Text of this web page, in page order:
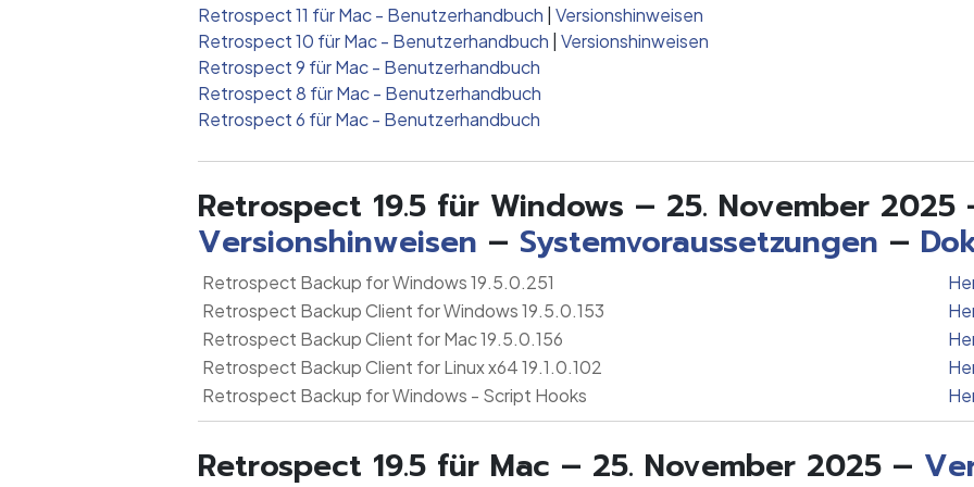
Retrospect 11 für Mac - Benutzerhandbuch Versionshinweisen
Retrospect 10 für Mac - Benutzerhandbuch Versionshinweisen
Retrospect 9 für Mac - Benutzerhandbuch
Retrospect 8 für Mac - Benutzerhandbuch
Retrospect 6 für Mac - Benutzerhandbuch
Retrospect 19.5 für Windows – 25. November 2025
Versionshinweisen – Systemvoraussetzungen –
Retrospect Backup for Windows 19.5.0.251
Retrospect Backup Client for Windows 19.5.0.153
Retrospect Backup Client for Mac 19.5.0.156
Retrospect Backup Client for Linux x64 19.1.0.102
Retrospect Backup for Windows - Script Hooks
Retrospect 19.5 für Mac – 25. November 2025 –